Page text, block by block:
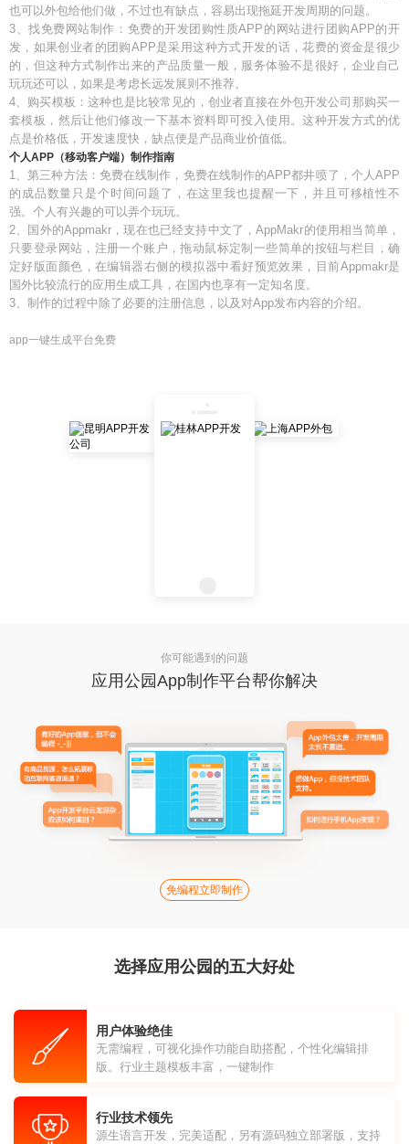
也可以外包给他们做，不过也有缺点，容易出现拖延开发周期的问题。
3、找免费网站制作：免费的开发团购性质APP的网站进行团购APP的开
发，如果创业者的团购APP是采用这种方式开发的话，花费的资金是很少
的，但这种方式制作出来的产品质量一般，服务体验不是很好，企业自己
玩玩还可以，如果是考虑长远发展则不推荐。
4、购买模板：这种也是比较常见的，创业者直接在外包开发公司那购买一
套模板，然后让他们修改一下基本资料即可投入使用。这种开发方式的优
点是价格低，开发速度快，缺点便是产品商业价值低。
个人APP（移动客户端）制作指南
1、第三种方法：免费在线制作，免费在线制作的APP都井喷了，个人APP
的成品数量只是个时间问题了，在这里我也提醒一下，并且可移植性不
强。个人有兴趣的可以弄个玩玩。
2、国外的Appmakr，现在也已经支持中文了，AppMakr的使用相当简单，
只要登录网站，注册一个账户，拖动鼠标定制一些简单的按钮与栏目，确
定好版面颜色，在编辑器右侧的模拟器中看好预览效果，目前Appmakr是
国外比较流行的应用生成工具，在国内也享有一定知名度。
3、制作的过程中除了必要的注册信息，以及对App发布内容的介绍。
app一键生成平台免费
你可能遇到的问题
应用公园App制作平台帮你解决
免编程立即制作
选择应用公园的五大好处
用户体验绝佳
无需编程，可视化操作功能自助搭配，个性化编辑排
版。行业主题模板丰富，一键制作
行业技术领先
源生语言开发，完美适配，另有源码独立部署版，支持